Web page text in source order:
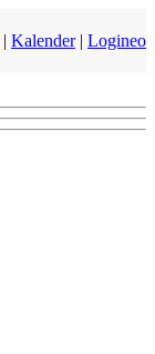
| Kalender| Logineo